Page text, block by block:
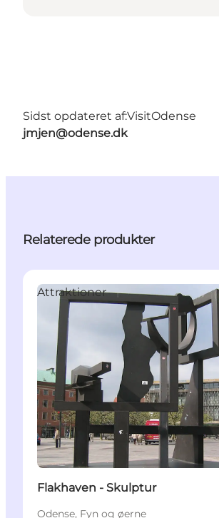
Sidst opdateret af:VisitOdense
jmjen@odense.dk
Relaterede produkter
Attraktioner
Flakhaven - Skulptur
Odense, Fyn og øerne